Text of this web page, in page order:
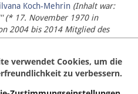
Koch-Mehrin (Inhalt war:
(* 17. November 1970 in
2004 bis 2014 Mitglied des
seit November 2014 ist sie für
verwendet Cookies, um die
zu verbessern.